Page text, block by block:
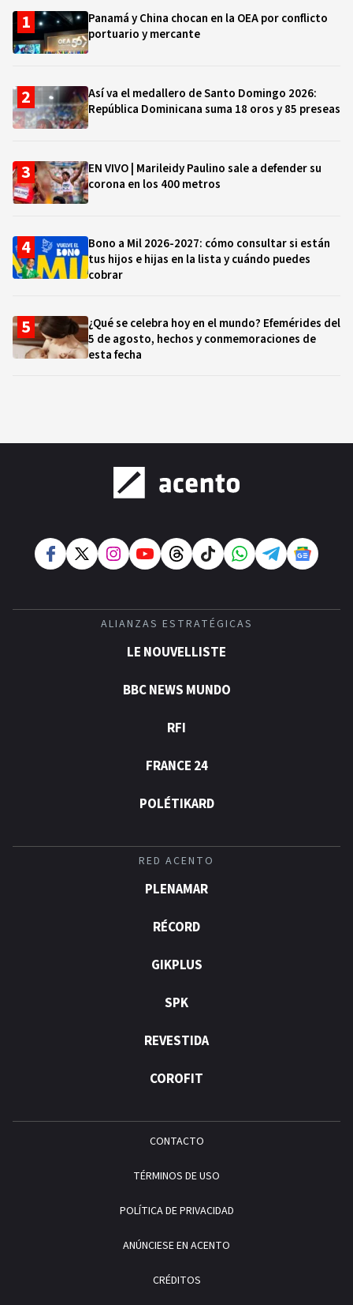
Panamá y China chocan en la OEA por conflicto
portuario y mercante
Así va el medallero de Santo Domingo 2026:
República Dominicana suma 18 oros y 85 preseas
EN VIVO | Marileidy Paulino sale a defender su
corona en los 400 metros
Bono a Mil 2026-2027: cómo consultar si están
tus hijos e hijas en la lista y cuándo puedes
cobrar
¿Qué se celebra hoy en el mundo? Efemérides del
5 de agosto, hechos y conmemoraciones de
esta fecha
ALIANZAS ESTRATÉGICAS
LE NOUVELLISTE
BBC NEWS MUNDO
RFI
FRANCE 24
POLÉTIKARD
RED ACENTO
PLENAMAR
RÉCORD
GIKPLUS
SPK
REVESTIDA
COROFIT
CONTACTO
TÉRMINOS DE USO
POLÍTICA DE PRIVACIDAD
ANÚNCIESE EN ACENTO
CRÉDITOS